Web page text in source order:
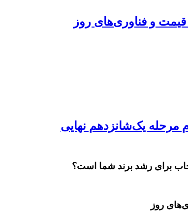
و فناوری‌های روز
برای رشد برند شما است؟
روز